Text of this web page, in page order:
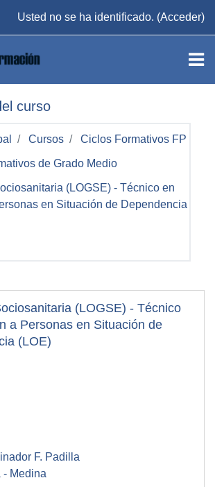
Usted no se ha identificado. (Acceder)
curso
Cursos Ciclos Formativos FP
de Grado Medio
(LOGSE) - Técnico en
en Situación de Dependencia
(LOGSE) - Técnico
a Personas en Situación de
(LOE)
F. Padilla
- Medina